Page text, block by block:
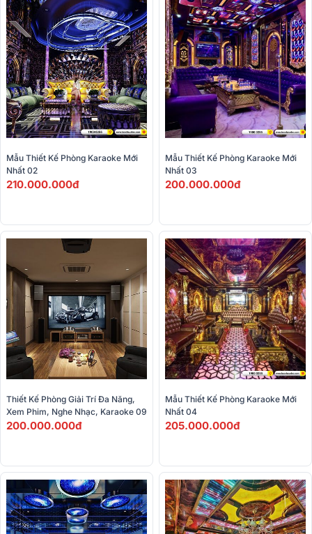
Mẫu Thiết Kế Phòng Karaoke Mới
Nhất 02
210.000.000đ
Mẫu Thiết Kế Phòng Karaoke Mới
Nhất 03
200.000.000đ
Thiết Kế Phòng Giải Trí Đa Năng,
Xem Phim, Nghe Nhạc, Karaoke 09
200.000.000đ
Mẫu Thiết Kế Phòng Karaoke Mới
Nhất 04
205.000.000đ